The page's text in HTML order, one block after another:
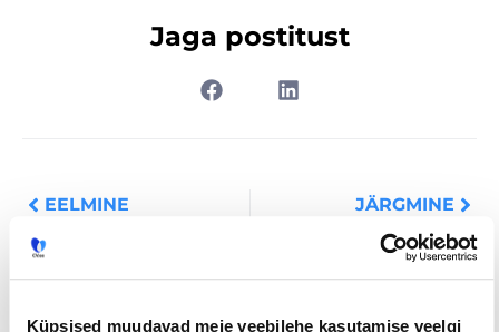
Küpsised muudavad meie veebilehe kasutamise veelgi
Jaga postitust
EELMINE JÄRGMINE